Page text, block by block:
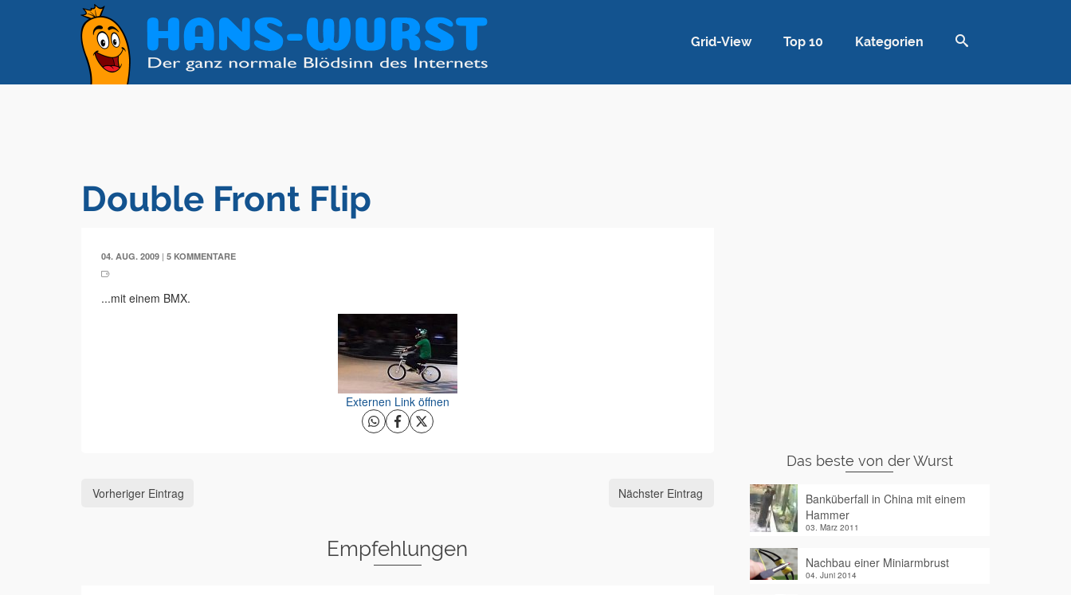
Grid-View Top 10 Kategorien
Double Front Flip
04. AUG. 2009 | 5 KOMMENTARE
...mit einem BMX.
Externen Link öffnen
Vorheriger Eintrag Nächster Eintrag
Empfehlungen
Das beste von der Wurst
Banküberfall in China mit einem
Hammer
03. März 2011
Nachbau einer Miniarmbrust
04. Juni 2014